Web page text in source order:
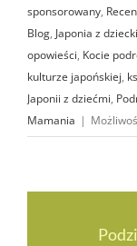
sponsorowany,
Blog, Japonia z
opowieści, Kocie
kulturze japońskiej,
Japonii z dziećmi,
Mamania |